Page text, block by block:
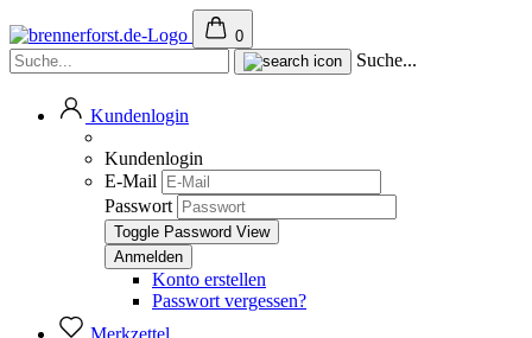
0
Suche...
Kundenlogin
Kundenlogin
E-Mail
Passwort
Toggle Password View
Konto erstellen
Passwort vergessen?
Merkzettel